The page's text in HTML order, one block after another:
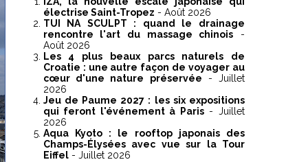
électrise Saint-Tropez - Août 2026
TUI NA SCULPT : quand le drainage
rencontre l'art du massage chinois -
Août 2026
Les 4 plus beaux parcs naturels de
Croatie : une autre façon de voyager au
cœur d'une nature préservée - Juillet
2026
Jeu de Paume 2027 : les six expositions
qui feront l'événement à Paris- Juillet
2026
Aqua Kyoto : le rooftop japonais des
Champs-Élysées avec vue sur la Tour
Eiffel- Juillet 2026